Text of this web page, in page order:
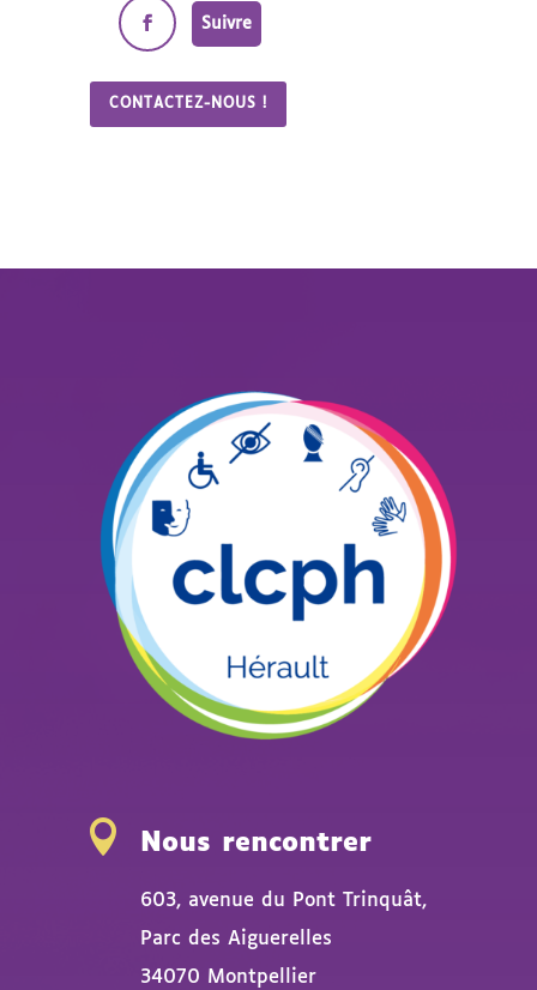
Suivre
CONTACTEZ-NOUS !
 Nous rencontrer
603, avenue du Pont Trinquât,
Parc des Aiguerelles
34070 Montpellier